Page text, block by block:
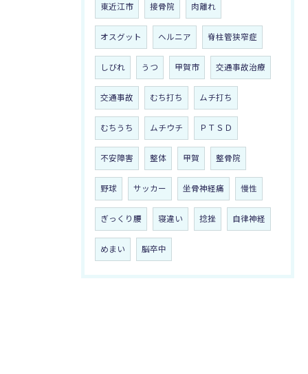
東近江市 接骨院 肉離れ
オスグット ヘルニア 脊柱管狭窄症
しびれ うつ 甲賀市 交通事故治療
交通事故 むち打ち ムチ打ち
むちうち ムチウチ ＰＴＳＤ
不安障害 整体 甲賀 整骨院
野球 サッカー 坐骨神経痛 慢性
ぎっくり腰 寝違い 捻挫 自律神経
めまい 脳卒中